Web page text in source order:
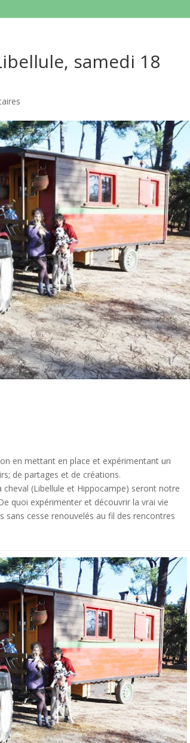
samedi 18
en mettant en place et expérimentant un
de partages et de créations.
(Libellule et Hippocampe) seront notre
quoi expérimenter et découvrir la vrai vie
cesse renouvelés au fil des rencontres